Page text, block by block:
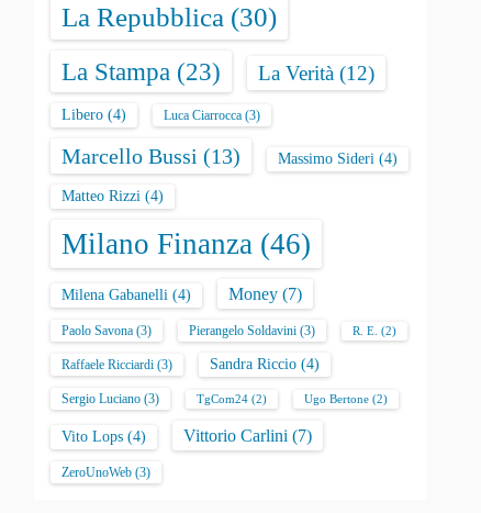
La Repubblica (30)
La Stampa (23) La Verità (12)
Libero (4) Luca Ciarrocca (3)
Marcello Bussi (13) Massimo Sideri (4)
Matteo Rizzi (4)
Milano Finanza (46)
Milena Gabanelli (4) Money (7)
Paolo Savona (3) Pierangelo Soldavini (3) R. E. (2)
Raffaele Ricciardi (3) Sandra Riccio (4)
Sergio Luciano (3) TgCom24 (2) Ugo Bertone (2)
Vito Lops (4) Vittorio Carlini (7)
ZeroUnoWeb (3)